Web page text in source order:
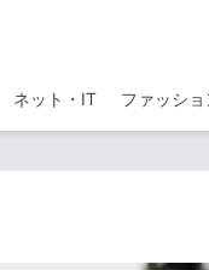
ネット・IT ファッショ